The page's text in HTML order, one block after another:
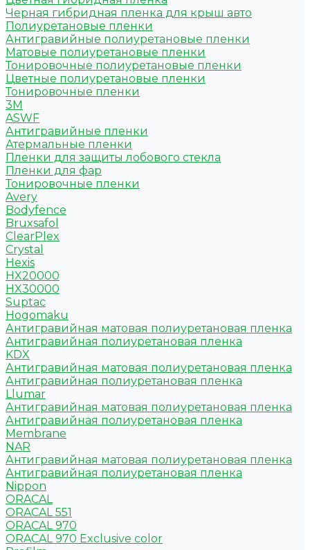
Черная гибридная пленка для крыш авто
Полиуретановые пленки
Антигравийные полиуретановые пленки
Матовые полиуретановые пленки
Тонировочные полиуретановые пленки
Цветные полиуретановые пленки
Тонировочные пленки
3M
ASWF
Антигравийные пленки
Атермальные пленки
Пленки для защиты лобового стекла
Пленки для фар
Тонировочные пленки
Avery
Bodyfence
Bruxsafol
ClearPlex
Crystal
Hexis
HX20000
HX30000
Suptac
Hogomaku
Антигравийная матовая полиуретановая пленка
Антигравийная полиуретановая пленка
KDX
Антигравийная матовая полиуретановая пленка
Антигравийная полиуретановая пленка
Llumar
Антигравийная матовая полиуретановая пленка
Антигравийная полиуретановая пленка
Membrane
NAR
Антигравийная матовая полиуретановая пленка
Антигравийная полиуретановая пленка
Nippon
ORACAL
ORACAL 551
ORACAL 970
ORACAL 970 Exclusive color